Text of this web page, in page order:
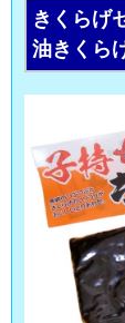
きくらげ
油きくら